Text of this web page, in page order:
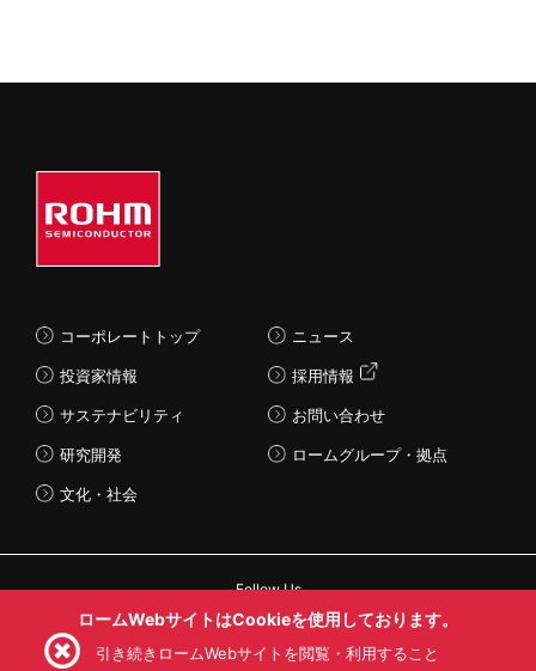
コーポレートトップ
投資家情報
サステナビリティ
研究開発
文化・社会
ニュース
採用情報
お問い合わせ
ロームグループ・拠点
Follow Us
ロームWebサイトはCookieを使用しております。
引き続きロームWebサイトを閲覧・利用すること